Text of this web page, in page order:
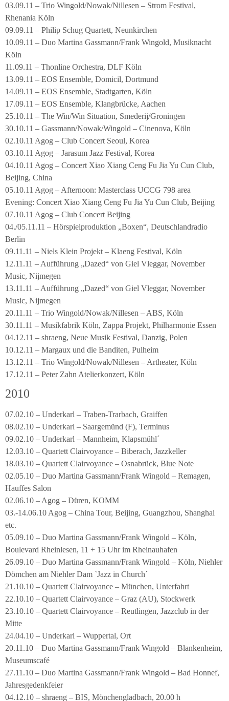
03.09.11 – Trio Wingold/Nowak/Nillesen – Strom Festival,
Rhenania Köln
09.09.11 – Philip Schug Quartett, Neunkirchen
10.09.11 – Duo Martina Gassmann/Frank Wingold, Musiknacht
Köln
11.09.11 – Thonline Orchestra, DLF Köln
13.09.11 – EOS Ensemble, Domicil, Dortmund
14.09.11 – EOS Ensemble, Stadtgarten, Köln
17.09.11 – EOS Ensemble, Klangbrücke, Aachen
25.10.11 – The Win/Win Situation, Smederij/Groningen
30.10.11 – Gassmann/Nowak/Wingold – Cinenova, Köln
02.10.11 Agog – Club Concert Seoul, Korea
03.10.11 Agog – Jarasum Jazz Festival, Korea
04.10.11 Agog – Concert Xiao Xiang Ceng Fu Jia Yu Cun Club,
Beijing, China
05.10.11 Agog – Afternoon: Masterclass UCCG 798 area
Evening: Concert Xiao Xiang Ceng Fu Jia Yu Cun Club, Beijing
07.10.11 Agog – Club Concert Beijing
04./05.11.11 – Hörspielproduktion „Boxen“, Deutschlandradio
Berlin
09.11.11 – Niels Klein Projekt – Klaeng Festival, Köln
12.11.11 – Aufführung „Dazed“ von Giel Vleggar, November
Music, Nijmegen
13.11.11 – Aufführung „Dazed“ von Giel Vleggar, November
Music, Nijmegen
20.11.11 – Trio Wingold/Nowak/Nillesen – ABS, Köln
30.11.11 – Musikfabrik Köln, Zappa Projekt, Philharmonie Essen
04.12.11 – shraeng, Neue Musik Festival, Danzig, Polen
10.12.11 – Margaux und die Banditen, Pulheim
13.12.11 – Trio Wingold/Nowak/Nillesen – Artheater, Köln
17.12.11 – Peter Zahn Atelierkonzert, Köln
2010
07.02.10 – Underkarl – Traben-Trarbach, Graiffen
08.02.10 – Underkarl – Saargemünd (F), Terminus
09.02.10 – Underkarl – Mannheim, Klapsmühl´
12.03.10 – Quartett Clairvoyance – Biberach, Jazzkeller
18.03.10 – Quartett Clairvoyance – Osnabrück, Blue Note
02.05.10 – Duo Martina Gassmann/Frank Wingold – Remagen,
Hauffes Salon
02.06.10 – Agog – Düren, KOMM
03.-14.06.10 Agog – China Tour, Beijing, Guangzhou, Shanghai
etc.
05.09.10 – Duo Martina Gassmann/Frank Wingold – Köln,
Boulevard Rheinlesen, 11 + 15 Uhr im Rheinauhafen
26.09.10 – Duo Martina Gassmann/Frank Wingold – Köln, Niehler
Dömchen am Niehler Dam `Jazz in Church´
21.10.10 – Quartett Clairvoyance – München, Unterfahrt
22.10.10 – Quartett Clairvoyance – Graz (AU), Stockwerk
23.10.10 – Quartett Clairvoyance – Reutlingen, Jazzclub in der
Mitte
24.04.10 – Underkarl – Wuppertal, Ort
20.11.10 – Duo Martina Gassmann/Frank Wingold – Blankenheim,
Museumscafé
27.11.10 – Duo Martina Gassmann/Frank Wingold – Bad Honnef,
Jahresgedenkfeier
04.12.10 – shraeng – BIS, Mönchengladbach, 20.00 h